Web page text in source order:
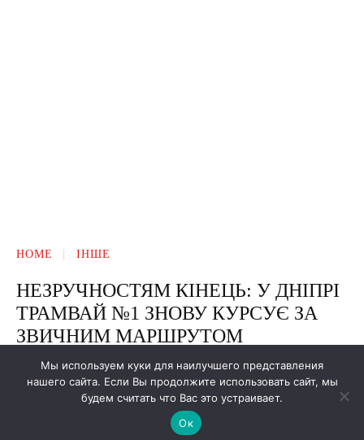
Мы используем куки для наилучшего представления
нашего сайта. Если Вы продолжите использовать сайт, мы
будем считать что Вас это устраивает.
Ок